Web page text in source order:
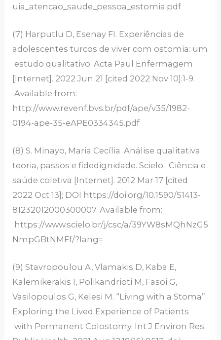
uia_atencao_saude_pessoa_estomia.pdf
(7) Harputlu D, Esenay FI. Experiências de
adolescentes turcos de viver com ostomia: um
estudo qualitativo. Acta Paul Enfermagem
[Internet]. 2022 Jun 21 [cited 2022 Nov 10]:1-9.
Available from:
http://www.revenf.bvs.br/pdf/ape/v35/1982-
0194-ape-35-eAPE0334345.pdf
(8) S. Minayo, Maria Cecília. Análise qualitativa:
teoria, passos e fidedignidade. Scielo: Ciência e
saúde coletiva [Internet]. 2012 Mar 17 [cited
2022 Oct 13]; DOI https://doi.org/10.1590/S1413-
81232012000300007. Available from:
https://www.scielo.br/j/csc/a/39YW8sMQhNzG5
NmpGBtNMFf/?lang=
(9) Stavropoulou A, Vlamakis D, Kaba E,
Kalemikerakis I, Polikandrioti M, Fasoi G,
Vasilopoulos G, Kelesi M. “Living with a Stoma”:
Exploring the Lived Experience of Patients
with Permanent Colostomy. Int J Environ Res